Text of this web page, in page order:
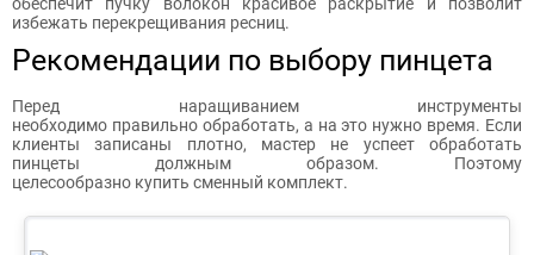
избежать перекрещивания ресниц.
Рекомендации по выбору пинцета
Перед наращиванием инструменты
необходимо правильно обработать, а на это нужно время. Если
клиенты записаны плотно, мастер не успеет обработать
пинцеты должным образом. Поэтому
целесообразно купить сменный комплект.